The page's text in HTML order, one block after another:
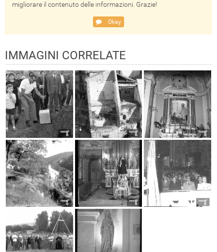
migliorare il contenuto delle informazioni. Grazie!
Okay
IMMAGINI CORRELATE